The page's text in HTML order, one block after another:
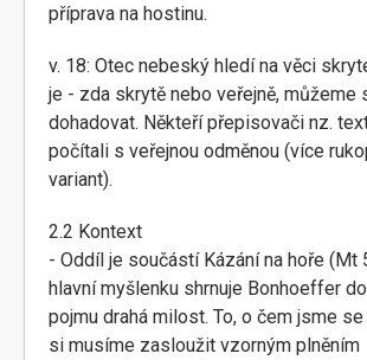
příprava na hostinu.
v. 18: Otec nebeský hledí na věci
je - zda skrytě nebo veřejně, můžeme
dohadovat. Někteří přepisovači nz.
počítali s veřejnou odměnou (více
variant).
2.2 Kontext
- Oddíl je součástí Kázání na hoře (Mt
hlavní myšlenku shrnuje Bonhoeffer
pojmu drahá milost. To, o čem jsme
si musíme zasloužit vzorným plněním